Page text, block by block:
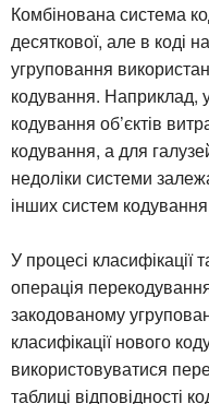
Комбінована система
десяткової, але в коді
угруповання
кодування. Наприклад,
кодування об’єктів
кодування, а для
недоліки системи
інших систем
У процесі класифікації
операція
закодованому
класифікації нового
використовуватися
таблиці відповідності